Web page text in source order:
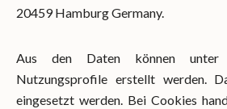
20459 Hamburg Germany.
Aus den Daten können unter
Nutzungsprofile erstellt werden.
eingesetzt werden. Bei Cookies